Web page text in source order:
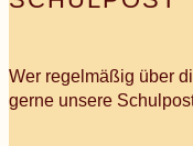
Wer regelmäßig über
gerne unsere